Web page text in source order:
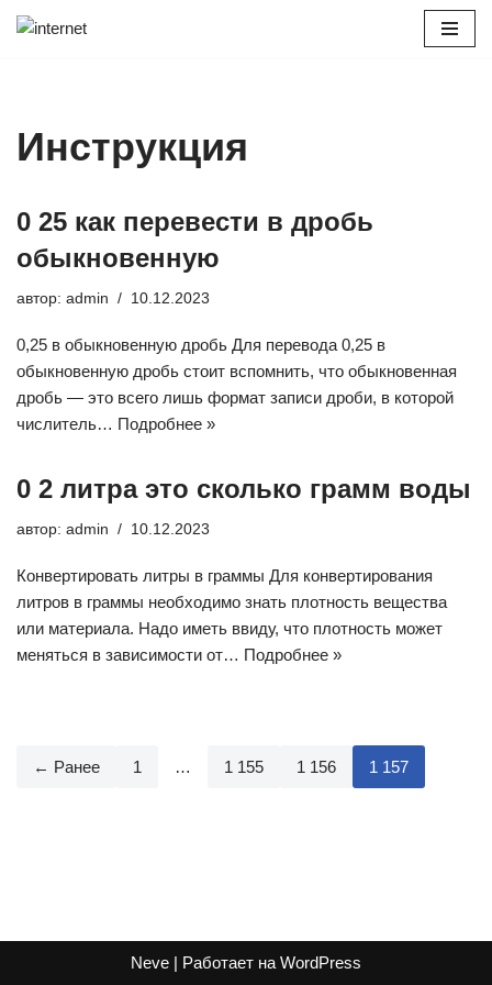
Инструкция
0 25 как перевести в дробь
обыкновенную
автор: admin 10.12.2023
0,25 в обыкновенную дробь Для перевода 0,25 в
обыкновенную дробь стоит вспомнить, что обыкновенная
дробь — это всего лишь формат записи дроби, в которой
числитель… Подробнее »
0 2 литра это сколько грамм воды
автор: admin 10.12.2023
Конвертировать литры в граммы Для конвертирования
литров в граммы необходимо знать плотность вещества
или материала. Надо иметь ввиду, что плотность может
меняться в зависимости от… Подробнее »
← Ранее 1 … 1 155 1 156 1 157
Neve | Работает на WordPress